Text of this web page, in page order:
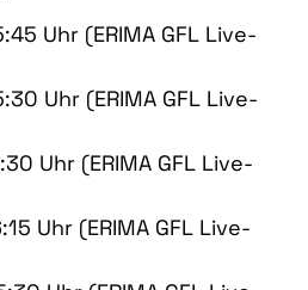
Uhr (ERIMA GFL Live-
Uhr (ERIMA GFL Live-
Uhr (ERIMA GFL Live-
Uhr (ERIMA GFL Live-